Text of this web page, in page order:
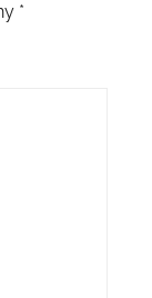
*